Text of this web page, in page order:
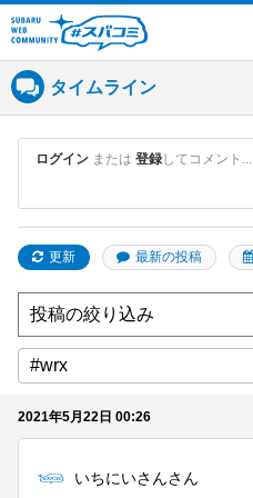
SUBARU WEB
COMMUNITY #スバコ
ミ
タイムライン
ログイン または 登録 してコメント...
更新 最新の投稿
2021年5月22日 00:26
いちにいさんさん